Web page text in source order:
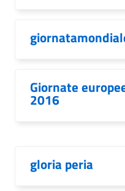
Giornate
2016
gloria peria